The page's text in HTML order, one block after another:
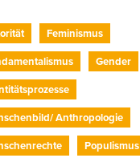
Feminismus
Gender
Anthropologie
Populismus